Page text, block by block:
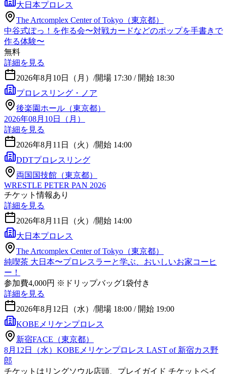
大日本プロレス
The Artcomplex Center of Tokyo（東京都）
中谷式ぽっ！を作る会〜対戦カードなどのポップを手書きで
作る体験〜
無料
詳細を見る
2026年8月10日（月） /開場 17:30 / 開始 18:30
プロレスリング・ノア
後楽園ホール（東京都）
2026年08月10日（月）
詳細を見る
2026年8月11日（火） /開始 14:00
DDTプロレスリング
両国国技館（東京都）
WRESTLE PETER PAN 2026
チケット情報あり
詳細を見る
2026年8月11日（火） /開始 14:00
大日本プロレス
The Artcomplex Center of Tokyo（東京都）
純喫茶 大日本〜プロレスラーと学ぶ、おいしいお家コーヒ
ー！
参加費4,000円 ※ドリップバッグ1袋付き
詳細を見る
2026年8月12日（水） /開場 18:00 / 開始 19:00
KOBEメリケンプロレス
新宿FACE（東京都）
8月12日（水）KOBEメリケンプロレス LAST of 新宿カス野
郎
チケットはリングソウル店頭、プレイガイド チケットペイ